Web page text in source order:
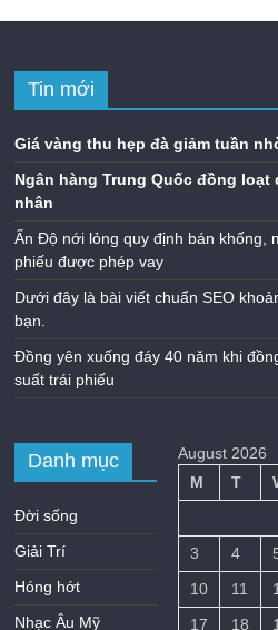
Tin mới
Giá vàng thu hẹp đà giảm tuần
Ngân hàng Trung Quốc đồng
nhân
Ấn Độ nới lỏng quy định bán khống,
phiếu được phép vay
Dưới đây là bài viết chuẩn SEO
bạn.
Đồng yên xuống đáy 40 năm khi
suất trái phiếu
Danh mục
Đời sống
Giải Trí
Hóng hớt
Nhạc Âu Mỹ
August 2026
M
T
3
4
10
11
17
18